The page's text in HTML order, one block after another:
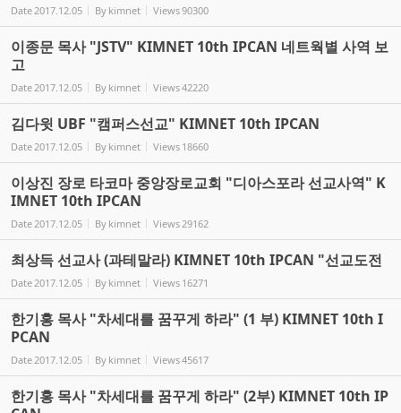
Date 2017.12.05 By kimnet Views90300
이종문 목사 "JSTV" KIMNET 10th IPCAN 네트웍별 사역 보
고
Date 2017.12.05 By kimnet Views42220
김다윗 UBF "캠퍼스선교" KIMNET 10th IPCAN
Date 2017.12.05 By kimnet Views 18660
이상진 장로 타코마 중앙장로교회 "디아스포라 선교사역" K
IMNET 10th IPCAN
Date 2017.12.05 By kimnet Views 29162
최상득 선교사 (과테말라) KIMNET 10th IPCAN "선교도전
Date 2017.12.05 By kimnet Views 16271
한기홍 목사 "차세대를 꿈꾸게 하라" (1 부) KIMNET 10th I
PCAN
Date 2017.12.05 By kimnet Views45617
한기홍 목사 "차세대를 꿈꾸게 하라" (2부) KIMNET 10th IP